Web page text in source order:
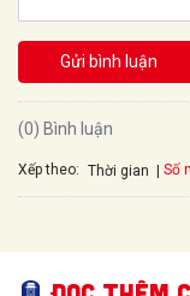
Gửi bình luận
(0) Bình luận
Xếp theo: Thời gian Số